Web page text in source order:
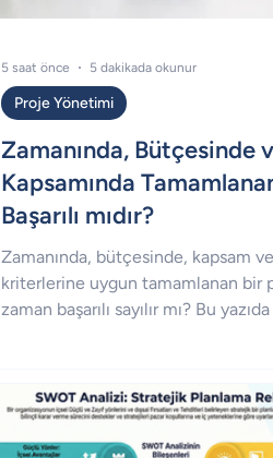
Zamanında, Bütçesinde
Kapsamında
Başarılı mıdır?
Zamanında, bütçesinde, kapsam
kriterlerine uygun tamamlanan bir
zaman başarılı sayılır mı? Bu
Proje Yönetimi
5 saat önce 5 dakikada okunur